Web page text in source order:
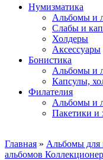
Нумизматика
Альбомы и
Слабы и
Холдеры
Аксессуары
Бонистика
Альбомы и
Капсулы,
Филателия
Альбомы и
Пакетики и
Главная » Альбомы для
альбомов